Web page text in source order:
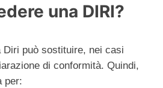
una DIRI?
può sostituire, nei casi
di conformità. Quindi,
per: